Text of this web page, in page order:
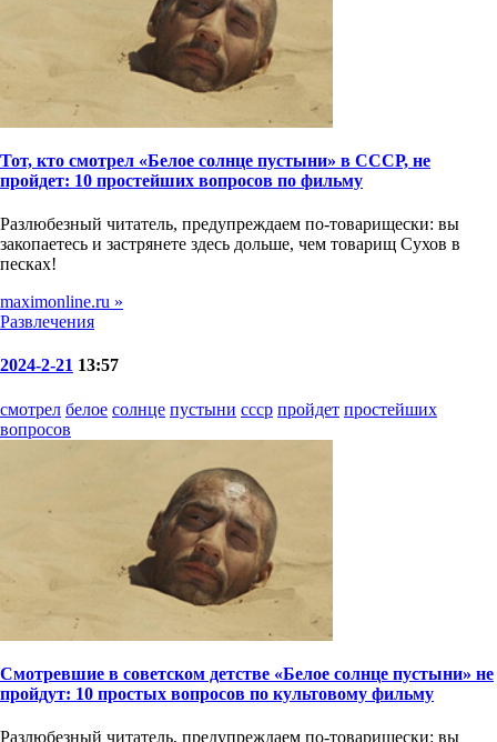
Тот, кто смотрел «Белое солнце пустыни» в СССР, не
пройдет: 10 простейших вопросов по фильму
Разлюбезный читатель, предупреждаем по-товарищески: вы
закопаетесь и застрянете здесь дольше, чем товарищ Сухов в
песках!
maximonline.ru »
Развлечения
2024-2-21 13:57
смотрел белое солнце пустыни ссср пройдет простейших
вопросов
Смотревшие в советском детстве «Белое солнце пустыни» не
пройдут: 10 простых вопросов по культовому фильму
Разлюбезный читатель, предупреждаем по-товарищески: вы